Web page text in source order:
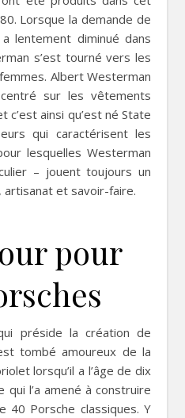
Lorsque la demande de
lentement diminué dans
s’est tourné vers les
Albert Westerman
sur les vêtements
ainsi qu’est né State
qui caractérisent les
lesquelles Westerman
– jouent toujours un
et savoir-faire.
pour
préside la création de
tombé amoureux de la
lorsqu’il a l’âge de dix
qui l’a amené à construire
40 Porsche classiques. Y